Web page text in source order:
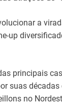
a
up
principais
suas
no